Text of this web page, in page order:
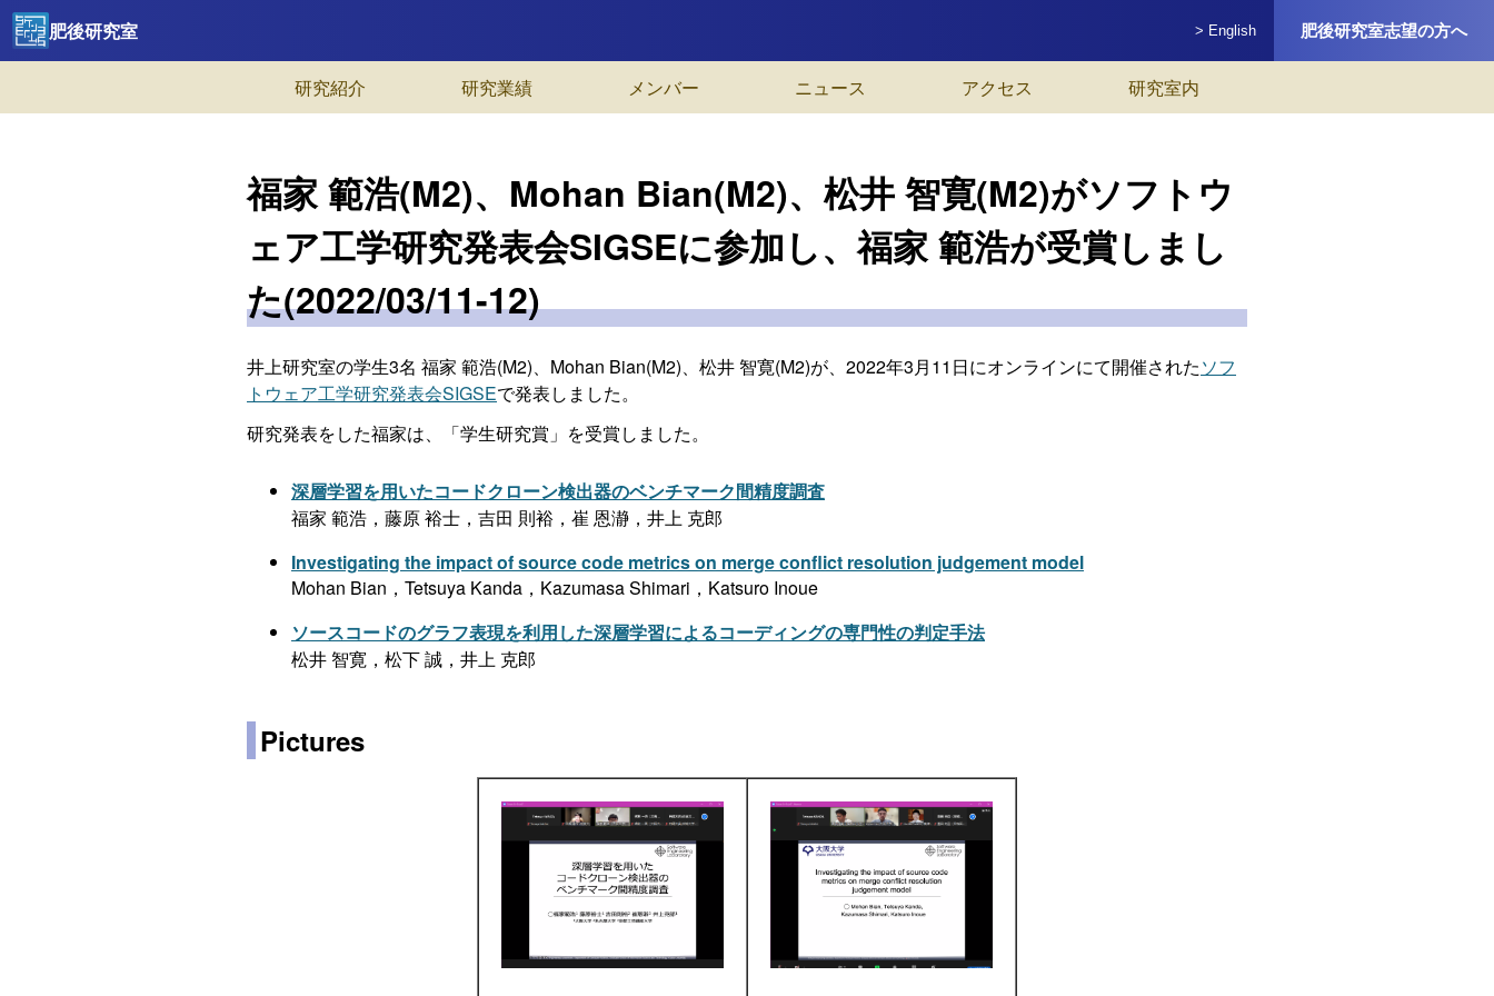
肥後研究室 > English 肥後研究室志望の方へ
研究紹介 研究業績 メンバー ニュース アクセス 研究室内
福家 範浩(M2)、Mohan Bian(M2)、松井 智寛(M2)がソフトウ
ェア工学研究発表会SIGSEに参加し、福家 範浩が受賞しまし
た(2022/03/11-12)
井上研究室の学生3名 福家 範浩(M2)、Mohan Bian(M2)、松井 智寛(M2)が、2022年3月11日にオンラインにて開催されたソフ
トウェア工学研究発表会SIGSEで発表しました。
研究発表をした福家は、「学生研究賞」を受賞しました。
深層学習を用いたコードクローン検出器のベンチマーク間精度調査
福家 範浩，藤原 裕士，吉田 則裕，崔 恩瀞，井上 克郎
Investigating the impact of source code metrics on merge conflict resolution judgement model
Mohan Bian，Tetsuya Kanda，Kazumasa Shimari，Katsuro Inoue
ソースコードのグラフ表現を利用した深層学習によるコーディングの専門性の判定手法
松井 智寛，松下 誠，井上 克郎
Pictures